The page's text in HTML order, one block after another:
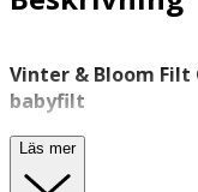
Vinter & Bloom Filt
babyfilt
Vinter & Bloom
passar både i
Läs mer